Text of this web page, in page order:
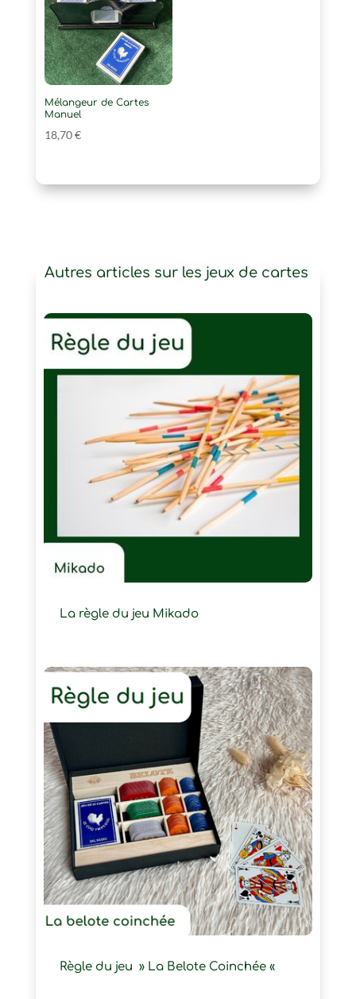
Mélangeur de Cartes
Manuel
18,70€
Autres articles sur les jeux de cartes
La règle du jeu Mikado
Règle du jeu » La Belote Coinchée «